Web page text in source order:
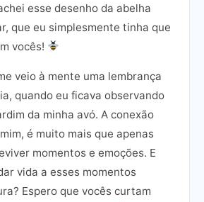
esse desenho da abelha
que eu simplesmente tinha que
vocês!
veio à mente uma lembrança
quando eu ficava observando
da minha avó. A conexão
é muito mais que apenas
momentos e emoções. E
vida a esses momentos
Espero que vocês curtam